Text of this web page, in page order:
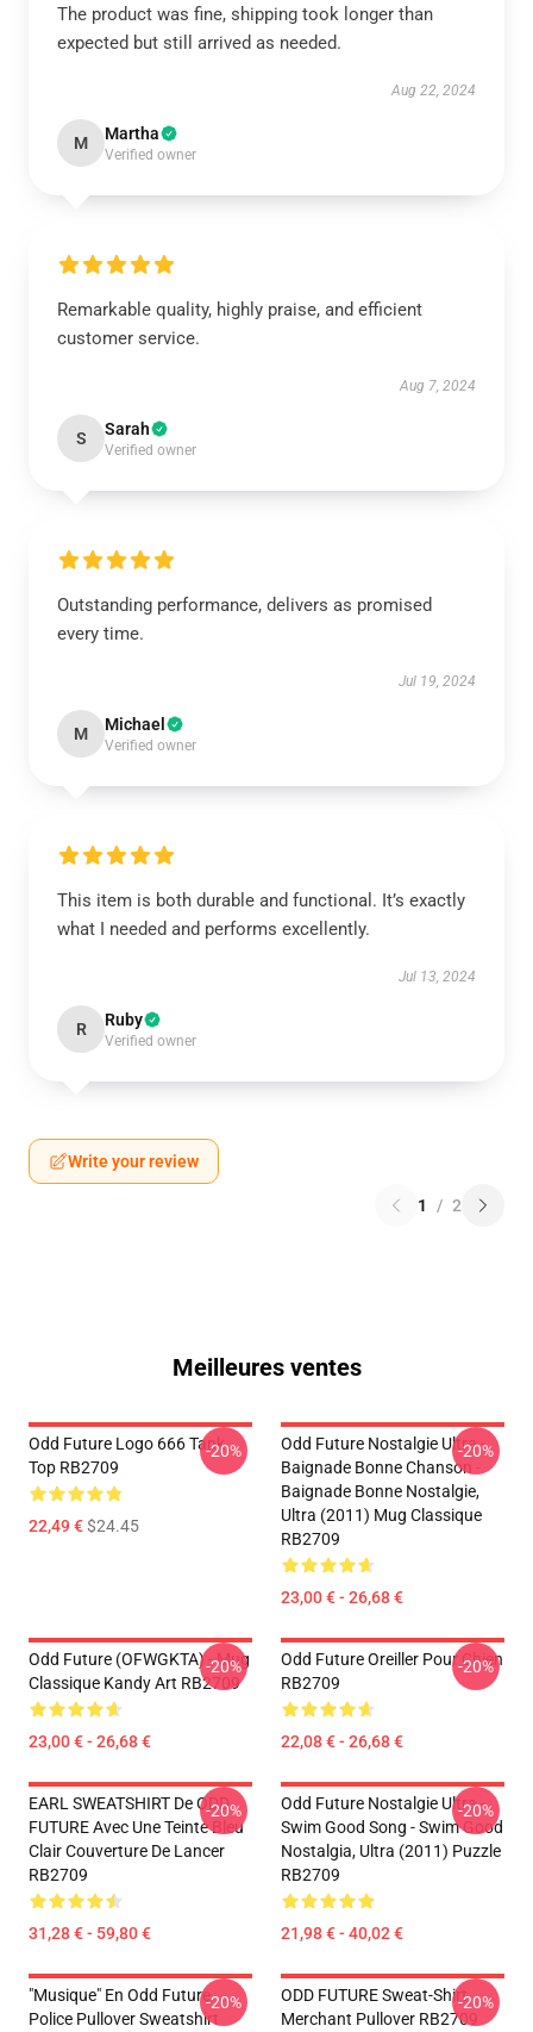
The product was fine, shipping took longer than
expected but still arrived as needed.
Aug 22, 2024
M Martha
Verified owner
Remarkable quality, highly praise, and efficient
customer service.
Aug 7, 2024
S Sarah
Verified owner
Outstanding performance, delivers as promised
every time.
Jul 19, 2024
M Michael
Verified owner
This item is both durable and functional. It’s exactly
what I needed and performs excellently.
Jul 13, 2024
R Ruby
Verified owner
Write your review
1 / 2
Meilleures ventes
Odd Future Logo 666 Tank
Top RB2709
22,49 €$24.45
-20%
Odd Future Nostalgie Ultra -
Baignade Bonne Chanson -
Baignade Bonne Nostalgie,
Ultra (2011) Mug Classique
RB2709
23,00 € - 26,68 €
-20%
Odd Future (OFWGKTA) - Mug
Classique Kandy Art RB2709
23,00 € - 26,68 €
-20%
Odd Future Oreiller Pour Chien
RB2709
22,08 € - 26,68 €
-20%
EARL SWEATSHIRT De ODD
FUTURE Avec Une Teinte Bleu
Clair Couverture De Lancer
RB2709
31,28 € - 59,80 €
-20%
Odd Future Nostalgie Ultra -
Swim Good Song - Swim Good
Nostalgia, Ultra (2011) Puzzle
RB2709
21,98 € - 40,02 €
-20%
"Musique" En Odd Future
Police Pullover Sweatshirt
-20%
ODD FUTURE Sweat-Shirt
Merchant Pullover RB2709
-20%